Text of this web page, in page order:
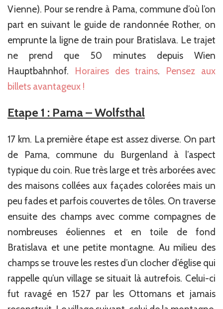
Vienne). Pour se rendre à Pama, commune d’où l’on
part en suivant le guide de randonnée Rother, on
emprunte la ligne de train pour Bratislava. Le trajet
ne prend que 50 minutes depuis Wien
Hauptbahnhof. Horaires des trains. Pensez aux
billets avantageux !
Etape 1 : Pama – Wolfsthal
17 km. La première étape est assez diverse. On part
de Pama, commune du Burgenland à l’aspect
typique du coin. Rue très large et très arborées avec
des maisons collées aux façades colorées mais un
peu fades et parfois couvertes de tôles. On traverse
ensuite des champs avec comme compagnes de
nombreuses éoliennes et en toile de fond
Bratislava et une petite montagne. Au milieu des
champs se trouve les restes d’un clocher d’église qui
rappelle qu’un village se situait là autrefois. Celui-ci
fut ravagé en 1527 par les Ottomans et jamais